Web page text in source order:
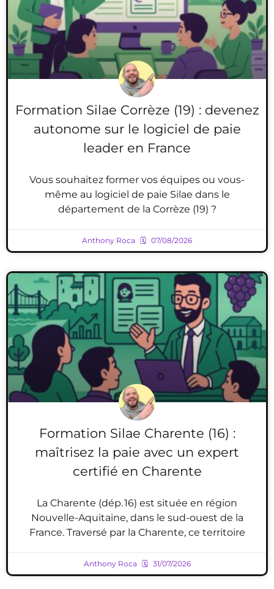
Formation Silae Corrèze (19) : devenez
autonome sur le logiciel de paie
leader en France
Vous souhaitez former vos équipes ou vous-
même au logiciel de paie Silae dans le
département de la Corrèze (19) ?
Anthony Roca 07/08/2026
Formation Silae Charente (16) :
maîtrisez la paie avec un expert
certifié en Charente
La Charente (dép. 16) est située en région
Nouvelle-Aquitaine, dans le sud-ouest de la
France. Traversé par la Charente, ce territoire
Anthony Roca 31/07/2026